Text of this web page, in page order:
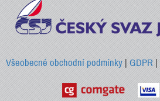
Všeobecné obchodní podmínky| GDPR|